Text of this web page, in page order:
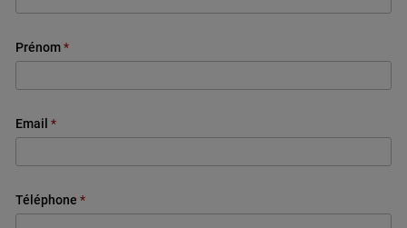
Prénom
Email
Téléphone